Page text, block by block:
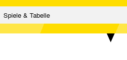
Pokal
Spiele & Tabelle